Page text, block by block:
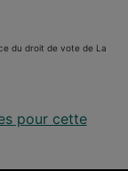
du droit de vote de La
pour cette